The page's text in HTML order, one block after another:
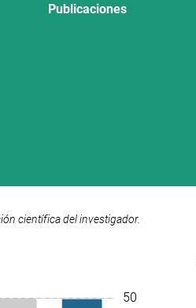
Publicaciones
científica del investigador.
-10
-5
5
15
60
50
45